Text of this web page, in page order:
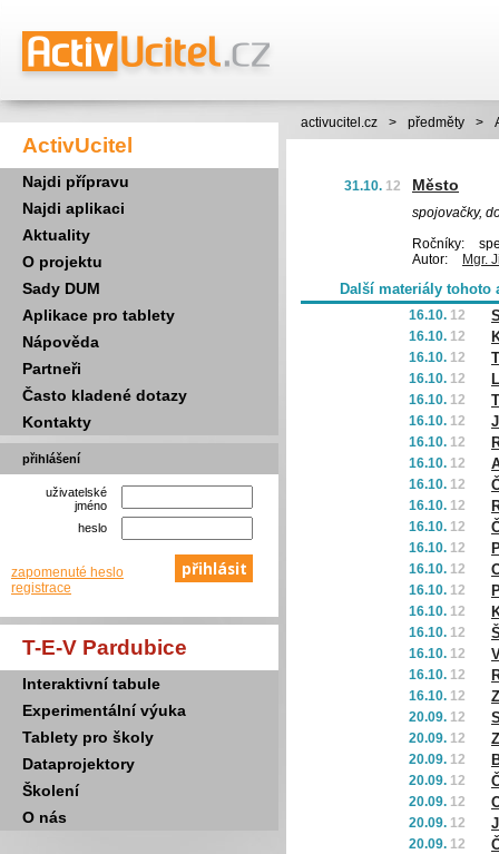
ActivUcitel
Najdi přípravu
Najdi aplikaci
Aktuality
O projektu
Sady DUM
Aplikace pro tablety
Nápověda
Partneři
Často kladené dotazy
Kontakty
přihlášení
uživatelské
jméno
heslo
zapomenuté heslo
registrace
T-E-V Pardubice
Interaktivní tabule
Experimentální výuka
Tablety pro školy
Dataprojektory
Školení
O nás
activucitel.cz > předměty >
31.10. 12 Město
spojovačky,
Ročníky:
Autor:
Mgr.
Další materiály tohoto
16.10. 12
16.10. 12
16.10. 12
16.10. 12
16.10. 12
16.10. 12
16.10. 12
16.10. 12
16.10. 12
16.10. 12
16.10. 12
16.10. 12
16.10. 12
16.10. 12
16.10. 12
16.10. 12
16.10. 12
16.10. 12
16.10. 12
20.09. 12
20.09. 12
20.09. 12
20.09. 12
20.09. 12
20.09. 12
20.09. 12